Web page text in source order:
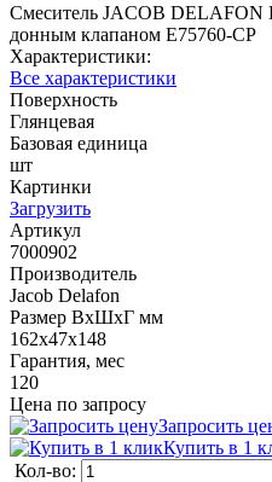
Смеситель JACOB DELAFON
донным клапаном E75760-CP
Характеристики:
Все характеристики
Поверхность
Глянцевая
Базовая единица
шт
Картинки
Загрузить
Артикул
7000902
Производитель
Jacob Delafon
Размер ВхШхГ мм
162х47х148
Гарантия, мес
120
Цена по запросу
Запросить
Купить в 1
Кол-во: